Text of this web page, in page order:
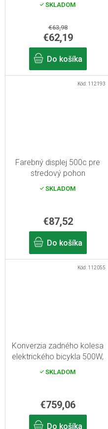
SKLADOM
€63,98
€62,19
Do košíka
Farebný displej 500c pre
stredový pohon
SKLADOM
€87,52
Do košíka
Kód: 112193
Konverzia zadného kolesa
elektrického bicykla 500W,
13Ah rámová batéria, s
SKLADOM
€759,06
Do košíka
Kód: 112055